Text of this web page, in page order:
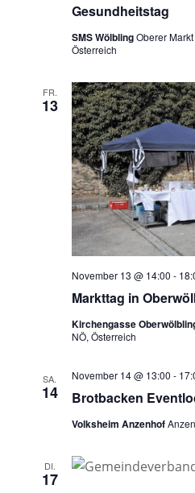
Gesundheitstag
SMS WölblingOberer
Österreich
FR.
13
Markttag in
November 13 @ 14:00 -
Kirchengasse
NÖ, Österreich
SA.
14 Brotbacken
November 14 @ 13:00 -
Volksheim Anzenhof
DI.
17